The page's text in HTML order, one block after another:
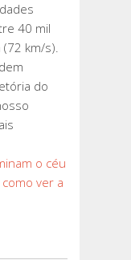
40 mil
km/s).
do
o céu
ver a